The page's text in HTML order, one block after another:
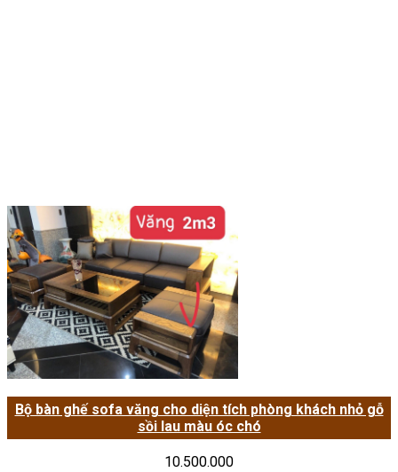
Bộ bàn ghế sofa văng cho diện tích phòng khách nhỏ gỗ
sồi lau màu óc chó
10.500.000